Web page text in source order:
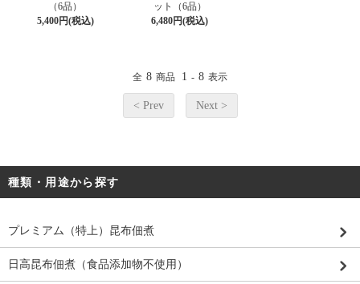
（6品）
5,400円(税込)
ット（6品）
6,480円(税込)
全 8 商品 1 - 8 表示
< Prev Next >
種類・用途から探す
プレミアム（特上）昆布佃煮
日高昆布佃煮（食品添加物不使用）